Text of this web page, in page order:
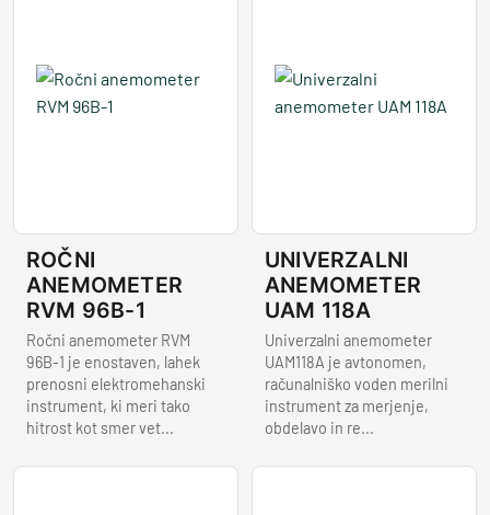
ROČNI
ANEMOMETER
RVM 96B-1
Ročni anemometer RVM
96B-1 je enostaven, lahek
prenosni elektromehanski
instrument, ki meri tako
hitrost kot smer vet...
UNIVERZALNI
ANEMOMETER
UAM 118A
Univerzalni anemometer
UAM118A je avtonomen,
računalniško voden merilni
instrument za merjenje,
obdelavo in re...